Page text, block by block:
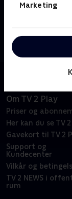
Marketing
Om Blindt spor
Cawood, en
navn 'Happy
Om TV 2 Play
Priser og
Her kan du se TV
Gavekort til TV 2
Support og
Kundecenter
Vilkår og
TV 2 NEWS i
rum